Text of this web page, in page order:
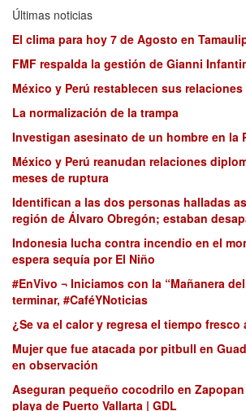
Últimas noticias
El clima para hoy 7 de Agosto en
FMF respalda la gestión de Gianni
México y Perú restablecen sus
La normalización de la trampa
Investigan asesinato de un hombre en la
México y Perú reanudan relaciones
meses de ruptura
Identifican a las dos personas halladas
región de Álvaro Obregón; estaban
Indonesia lucha contra incendio en el
espera sequía por El Niño
#EnVivo ¬ Iniciamos con la “Mañanera
terminar, #CaféYNoticias
¿Se va el calor y regresa el tiempo fresco
Mujer que fue atacada por pitbull en
en observación
Aseguran pequeño cocodrilo en
playa de Puerto Vallarta | GDL